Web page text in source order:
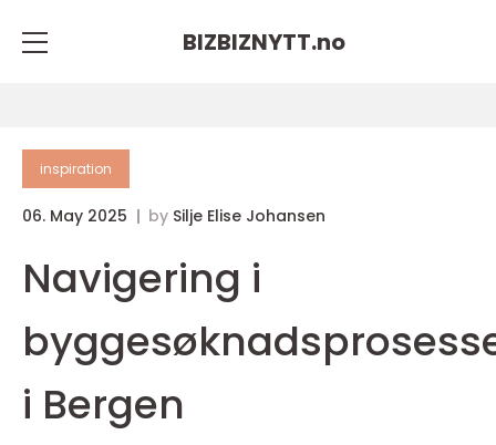
BIZBIZNYTT.no
inspiration
06. May 2025 by Silje Elise Johansen
Navigering i
i Bergen